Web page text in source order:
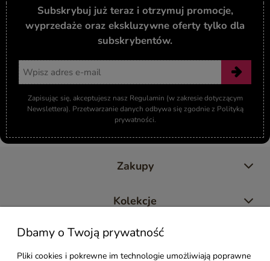
Subskrybuj już teraz i otrzymuj promocje,
wyprzedaże oraz ekskluzywne oferty tylko dla
subskrybentów.
Zapisując się, akceptujesz nasz Regulamin (w zakresie dotyczącym
Newslettera). Przetwarzanie danych odbywa się zgodnie z Polityką
prywatności.
Zakupy
Kolekcje
Moje konto
Dbamy o Twoją prywatność
Pliki cookies i pokrewne im technologie umożliwiają poprawne